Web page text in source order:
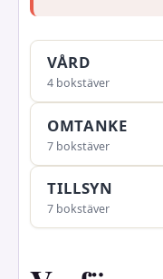
VÅRD
4 bokstäver
OMTANKE
7 bokstäver
TILLSYN
7 bokstäver